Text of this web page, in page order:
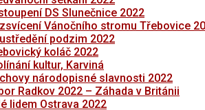
DS Slunečnice 2022
Vánočního stromu Třebovice
podzim 2022
koláč 2022
kultur, Karviná
národopisné slavnosti 2022
Radkov 2022 – Záhada v Británii
lidem Ostrava 2022